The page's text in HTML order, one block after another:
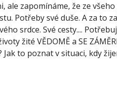
ale zapomínáme, že ze
Potřeby své duše. A za to
srdce. Své cesty....
žité VĚDOMĚ a SE
to poznat v situaci, kdy